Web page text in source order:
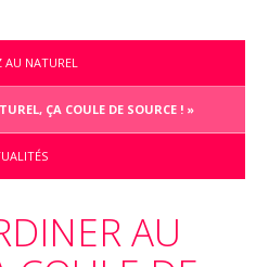
AU NATUREL
ÇA COULE DE SOURCE ! »
AU